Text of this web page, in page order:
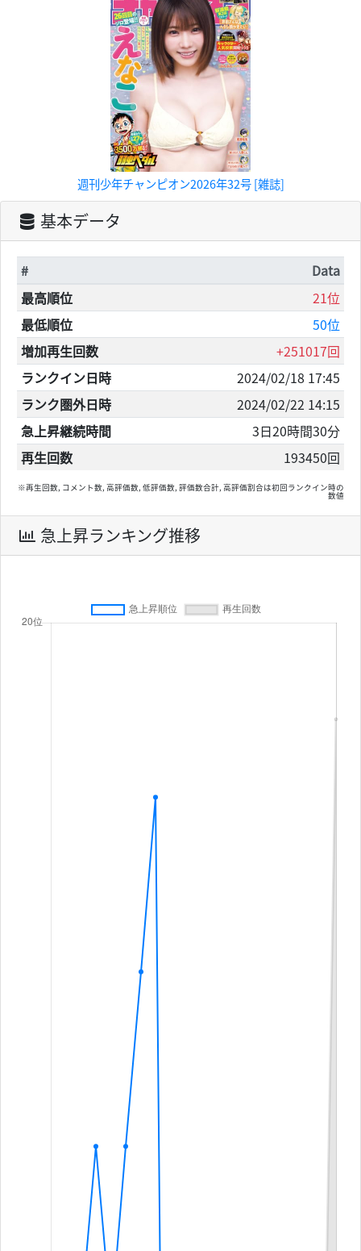
週刊少年チャンピオン2026年32号 [雑誌]
基本データ
#
Data
最高順位
21位
最低順位
50位
増加再生回数
+251017回
ランクイン日時
2024/02/18 17:45
ランク圏外日時
2024/02/22 14:15
急上昇継続時間
3日20時間30分
再生回数
193450回
※再生回数, コメント数, 高評価数, 低評価数, 評価数合計, 高評価割合は初回ランクイン時の
数値
急上昇ランキング推移